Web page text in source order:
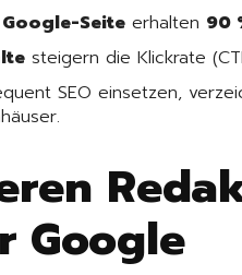
Seite erhalten 90
steigern die Klickrate
SEO einsetzen,
Google